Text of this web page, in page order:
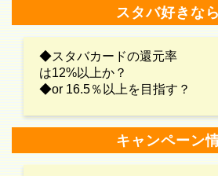
スタバ好きなら
◆スタバカードの還元率
は12%以上か？
◆or 16.5％以上を目指す？
キャンペーン